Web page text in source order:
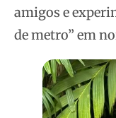
amigos e
de metro” em